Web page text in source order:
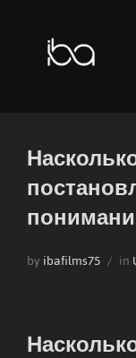
byibafilms75 in